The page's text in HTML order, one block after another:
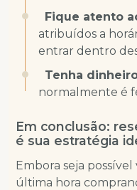
Fique atento
atribuídos a
entrar dentro
Tenha
normalmente é
Em conclusão:
é sua estratégia
Embora seja
última hora